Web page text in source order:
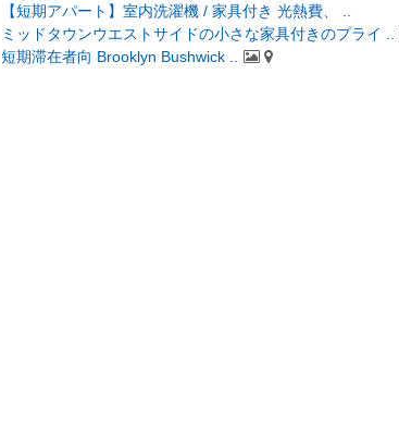
【短期アパート】室内洗濯機 / 家具付き 光熱費、 ..
ミッドタウンウエストサイドの小さな家具付きのプライ ..
短期滞在者向 Brooklyn Bushwick ..